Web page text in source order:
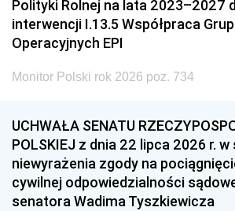
Polityki Rolnej na lata 2023–2027
interwencji I.13.5 Współpraca Grup
Operacyjnych EPI
Monitor Polski rok 2026 poz. 734
UCHWAŁA SENATU
POLSKIEJ z dnia 22 lipca 2026 r.
niewyrażenia zgody na
cywilnej odpowiedzialności
senatora Wadima Tyszkiewicza